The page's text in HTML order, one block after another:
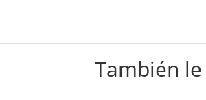
También